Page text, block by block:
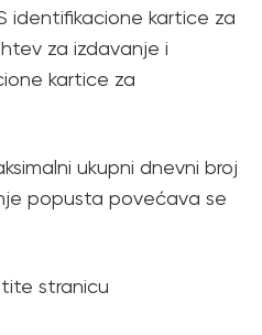
identifikacione kartice za
za izdavanje i
kartice za
ukupni dnevni broj
popusta povećava se
stranicu